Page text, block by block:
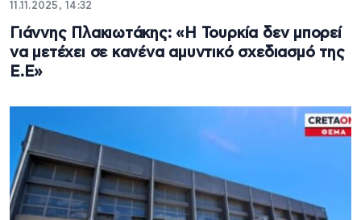
11.11.2025, 14:32
Γιάννης Πλακιωτάκης: «Η Τουρκία δεν μπορεί
να μετέχει σε κανένα αμυντικό σχεδιασμό της
Ε.Ε»